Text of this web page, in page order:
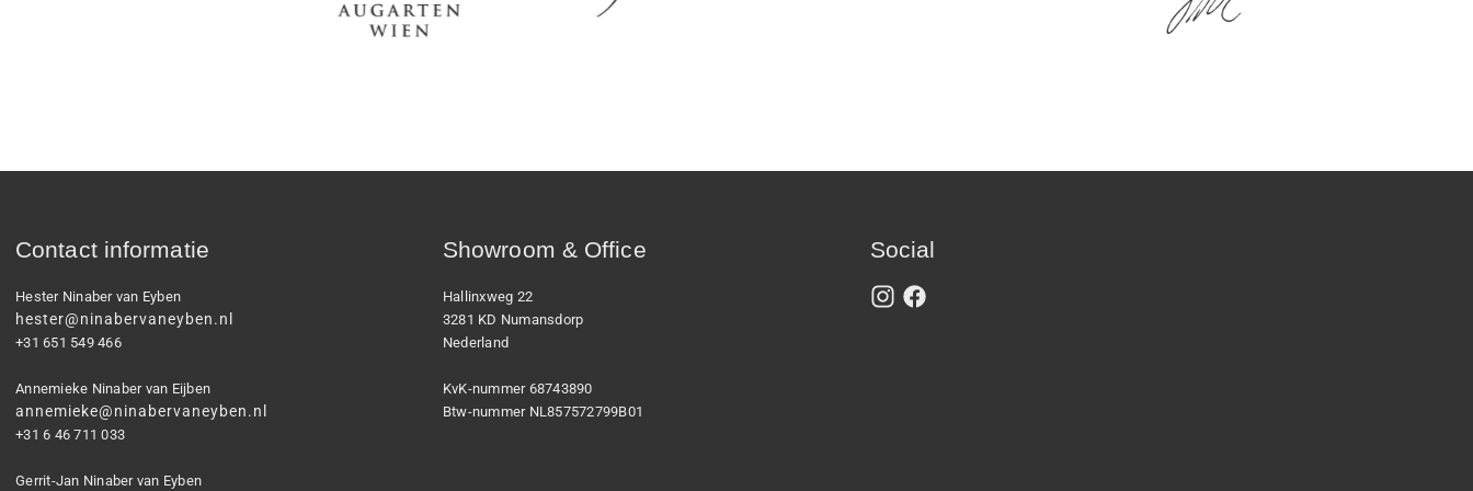
Contact informatie
Hester Ninaber van Eyben
hester@ninabervaneyben.nl
+31 651 549 466
Annemieke Ninaber van Eijben
annemieke@ninabervaneyben.nl
+31 6 46 711 033
Gerrit-Jan Ninaber van Eyben
Showroom & Office
Hallinxweg 22
3281 KD Numansdorp
Nederland
KvK-nummer 68743890
Btw-nummer NL857572799B01
Social